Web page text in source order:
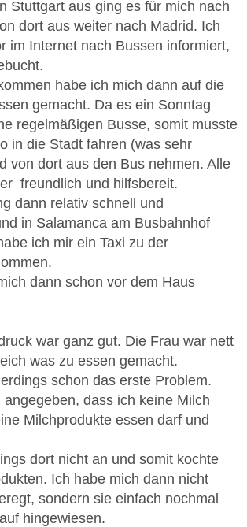
Stuttgart aus ging es für mich nach
dort aus weiter nach Madrid. Ich
im Internet nach Bussen informiert,
habe ich mich dann auf die
gemacht. Da es ein Sonntag
regelmäßigen Busse, somit musste
in die Stadt fahren (was sehr
von dort aus den Bus nehmen. Alle
freundlich und hilfsbereit.
dann relativ schnell und
in Salamanca am Busbahnhof
ich mir ein Taxi zu der
dann schon vor dem Haus
war ganz gut. Die Frau war nett
was zu essen gemacht.
schon das erste Problem.
angegeben, dass ich keine Milch
Milchprodukte essen darf und
dort nicht an und somit kochte
Ich habe mich dann nicht
sondern sie einfach nochmal
hingewiesen.